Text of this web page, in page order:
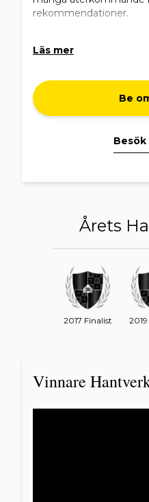
rekommendationer.
prisuppgifter eller så att
Med varma hälsningar
Läs mer
Be
Besök
Årets
2017 Finalist
Vinnare